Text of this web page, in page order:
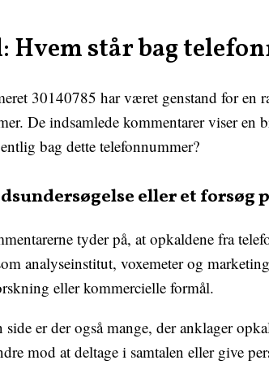
står bag
30140785 har været genstand for en
De indsamlede kommentarer viser
bag dette telefonnummer?
eller et forsøg
tyder på, at opkaldene fra
analyseinstitut, voxemeter og
eller kommercielle formål.
side er der også mange, der anklager
mod at deltage i samtalen eller give